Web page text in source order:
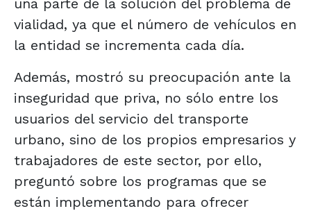
vialidad, ya que el número de vehículos en
la entidad se incrementa cada día.
Además, mostró su preocupación ante la
inseguridad que priva, no sólo entre los
usuarios del servicio del transporte
urbano, sino de los propios empresarios y
trabajadores de este sector, por ello,
preguntó sobre los programas que se
están implementando para ofrecer